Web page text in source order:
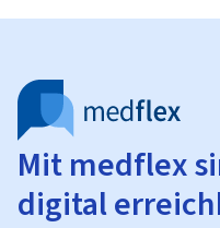
Mit medflex
digital